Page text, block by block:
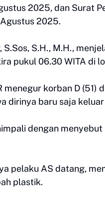
2025, dan Surat
2025.
S.H., M.H.,
pukul 06.30 WITA di
korban D (51)
dirinya baru saja
dengan
pelaku AS datang,
plastik.